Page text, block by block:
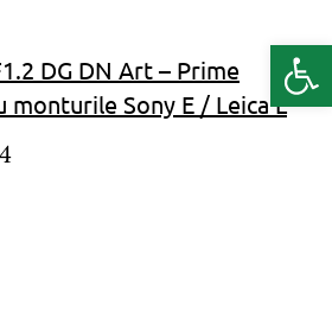
DG DN Art – Prime
monturile Sony E / Leica L